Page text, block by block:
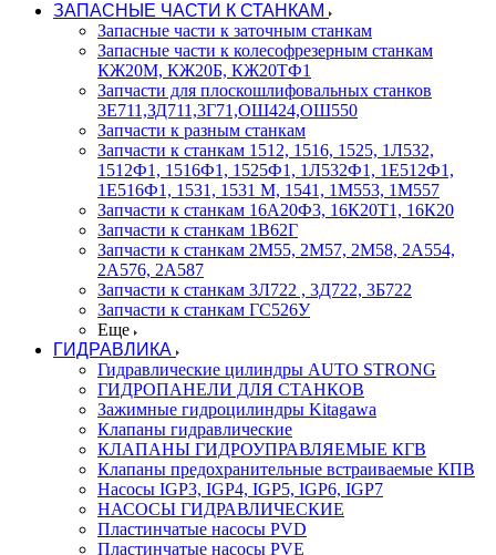
ЗАПАСНЫЕ ЧАСТИ К СТАНКАМ
Запасные части к заточным станкам
Запасные части к колесофрезерным станкам
КЖ20М, КЖ20Б, КЖ20ТФ1
Запчасти для плоскошлифовальных станков
3Е711,ЗД711,3Г71,ОШ424,ОШ550
Запчасти к разным станкам
Запчасти к станкам 1512, 1516, 1525, 1Л532,
1512Ф1, 1516Ф1, 1525Ф1, 1Л532Ф1, 1Е512Ф1,
1Е516Ф1, 1531, 1531 М, 1541, 1М553, 1М557
Запчасти к станкам 16А20Ф3, 16К20Т1, 16К20
Запчасти к станкам 1В62Г
Запчасти к станкам 2М55, 2М57, 2М58, 2А554,
2А576, 2А587
Запчасти к станкам 3Л722 , 3Д722, 3Б722
Запчасти к станкам ГС526У
Еще
ГИДРАВЛИКА
Гидравлические цилиндры AUTO STRONG
ГИДРОПАНЕЛИ ДЛЯ СТАНКОВ
Зажимные гидроцилиндры Kitagawa
Клапаны гидравлические
КЛАПАНЫ ГИДРОУПРАВЛЯЕМЫЕ КГВ
Клапаны предохранительные встраиваемые КПВ
Насосы IGP3, IGP4, IGP5, IGP6, IGP7
НАСОСЫ ГИДРАВЛИЧЕСКИЕ
Пластинчатые насосы PVD
Пластинчатые насосы PVE